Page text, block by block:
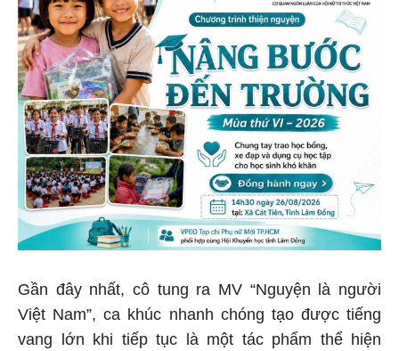
Gần đây nhất, cô tung ra MV “Nguyện là người
Việt Nam”, ca khúc nhanh chóng tạo được tiếng
vang lớn khi tiếp tục là một tác phẩm thể hiện